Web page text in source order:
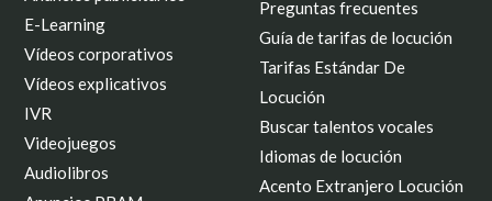
E-Learning
Vídeos corporativos
Vídeos explicativos
IVR
Videojuegos
Audiolibros
Preguntas frecuentes
Guía de tarifas de locución
Tarifas Estándar De
Locución
Buscar talentos vocales
Idiomas de locución
Acento Extranjero Locución